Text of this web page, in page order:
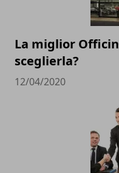
La miglior
sceglierla?
12/04/2020